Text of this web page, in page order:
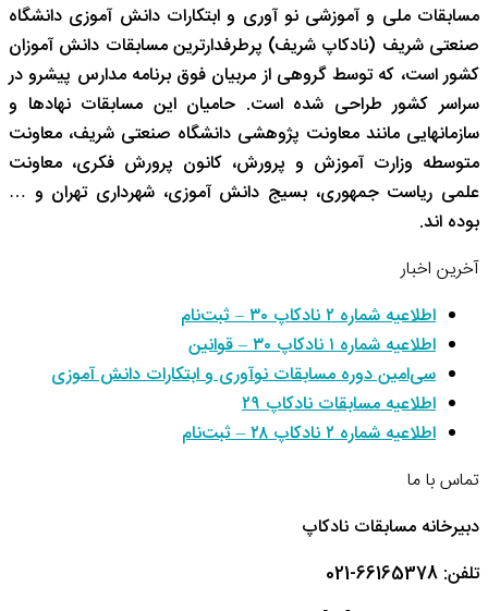
مسابقات ملی و آموزشی نو آوری و ابتکارات دانش آموزی دانشگاه
صنعتی شریف (نادکاپ شریف) پرطرفدارترین مسابقات دانش آموزان
کشور است، که توسط گروهی از مربیان فوق برنامه مدارس پیشرو در
سراسر کشور طراحی شده است. حامیان این مسابقات نهادها و
سازمانهایی مانند معاونت پژوهشی دانشگاه صنعتی شریف، معاونت
متوسطه وزارت آموزش و پرورش، کانون پرورش فکری، معاونت
علمی ریاست جمهوری، بسیج دانش آموزی، شهرداری تهران و …
بوده اند.
آخرین اخبار
اطلاعیه شماره ۲ نادکاپ ۳۰ – ثبت‌نام
اطلاعیه شماره ۱ نادکاپ ۳۰ – قوانین
سی‌امین دوره مسابقات نوآوری و ابتکارات دانش آموزی
اطلاعیه مسابقات نادکاپ ۲۹
اطلاعیه شماره ۲ نادکاپ ۲۸ – ثبت‌نام
تماس با ما
دبیرخانه مسابقات نادکاپ
تلفن: 66165378-021